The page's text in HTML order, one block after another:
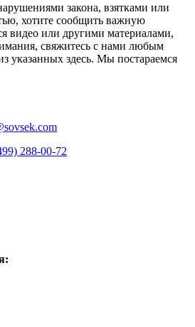
закона, взятками или
хотите сообщить важную
видео или другими материалами,
свяжитесь с нами любым
указанных здесь. Мы постараемся
288-00-72